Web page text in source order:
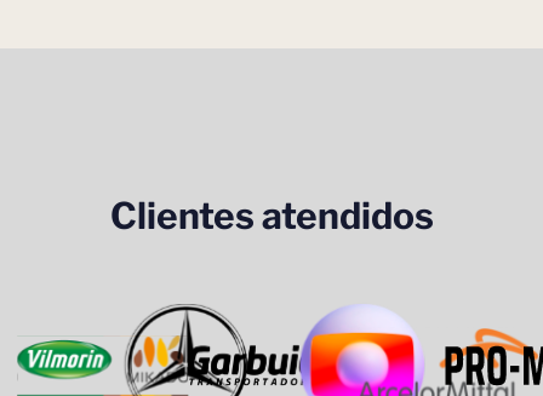
Clientes atendidos